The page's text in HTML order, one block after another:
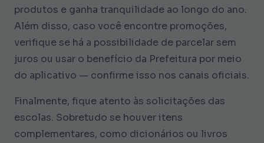
produtos e ganha tranquilidade ao longo do ano.
Além disso, caso você encontre promoções,
verifique se há a possibilidade de parcelar sem
juros ou usar o benefício da Prefeitura por meio
do aplicativo — confirme isso nos canais oficiais.
Finalmente, fique atento às solicitações das
escolas. Sobretudo se houver itens
complementares, como dicionários ou livros